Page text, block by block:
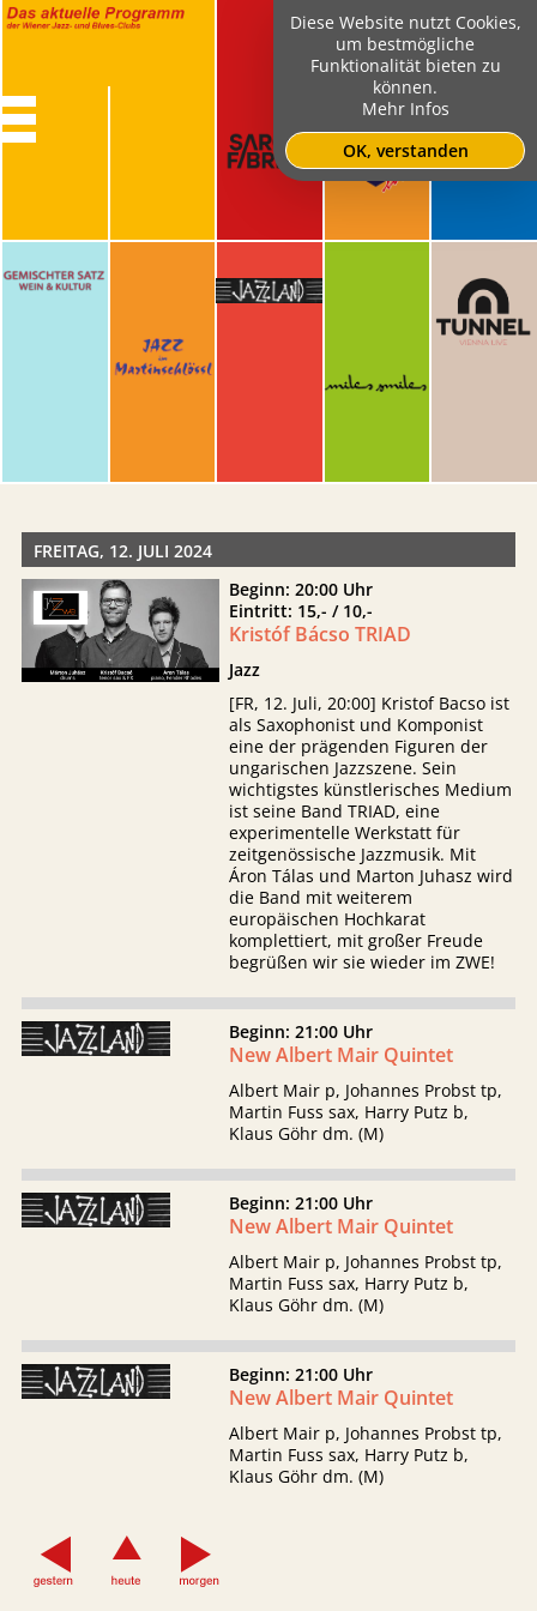
FREITAG, 12. JULI 2024
Beginn: 20:00 Uhr
Eintritt: 15,- / 10,-
Kristóf Bácso TRIAD
Jazz
[FR, 12. Juli, 20:00] Kristof Bacso ist
als Saxophonist und Komponist
eine der prägenden Figuren der
ungarischen Jazzszene. Sein
wichtigstes künstlerisches Medium
ist seine Band TRIAD, eine
experimentelle Werkstatt für
zeitgenössische Jazzmusik. Mit
Áron Tálas und Marton Juhasz wird
die Band mit weiterem
europäischen Hochkarat
komplettiert, mit großer Freude
begrüßen wir sie wieder im ZWE!
Beginn: 21:00 Uhr
New Albert Mair Quintet
Albert Mair p, Johannes Probst tp,
Martin Fuss sax, Harry Putz b,
Klaus Göhr dm. (M)
Beginn: 21:00 Uhr
New Albert Mair Quintet
Albert Mair p, Johannes Probst tp,
Martin Fuss sax, Harry Putz b,
Klaus Göhr dm. (M)
Beginn: 21:00 Uhr
New Albert Mair Quintet
Albert Mair p, Johannes Probst tp,
Martin Fuss sax, Harry Putz b,
Klaus Göhr dm. (M)
Diese Website nutzt Cookies,
um bestmögliche
Funktionalität bieten zu
können.
Mehr Infos
OK, verstanden